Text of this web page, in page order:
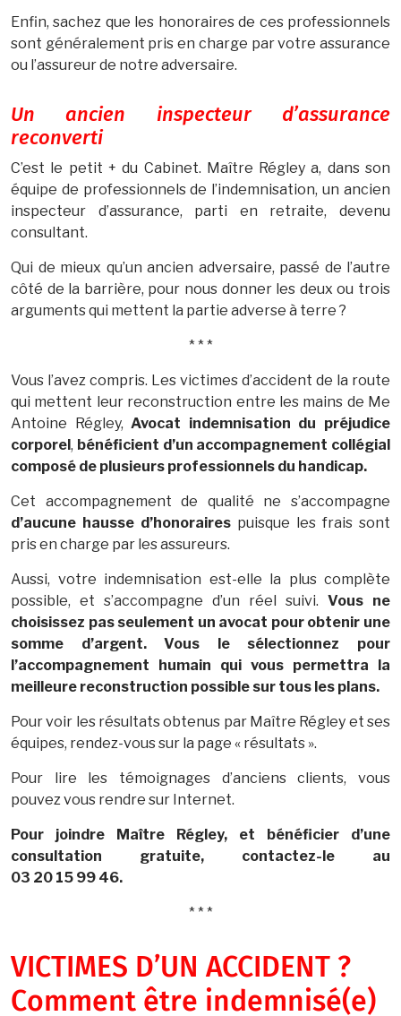
Enfin, sachez que les honoraires de ces professionnels
sont généralement pris en charge par votre assurance
ou l’assureur de notre adversaire.
Un ancien inspecteur d’assurance
reconverti
C’est le petit + du Cabinet. Maître Régley a, dans son
équipe de professionnels de l’indemnisation, un ancien
inspecteur d’assurance, parti en retraite, devenu
consultant.
Qui de mieux qu’un ancien adversaire, passé de l’autre
côté de la barrière, pour nous donner les deux ou trois
arguments qui mettent la partie adverse à terre ?
* * *
Vous l’avez compris. Les victimes d’accident de la route
qui mettent leur reconstruction entre les mains de Me
Antoine Régley, Avocat indemnisation du préjudice
corporel, bénéficient d’un accompagnement collégial
composé de plusieurs professionnels du handicap.
Cet accompagnement de qualité ne s’accompagne
d’aucune hausse d’honoraires puisque les frais sont
pris en charge par les assureurs.
Aussi, votre indemnisation est-elle la plus complète
possible, et s’accompagne d’un réel suivi. Vous ne
choisissez pas seulement un avocat pour obtenir une
somme d’argent. Vous le sélectionnez pour
l’accompagnement humain qui vous permettra la
meilleure reconstruction possible sur tous les plans.
Pour voir les résultats obtenus par Maître Régley et ses
équipes, rendez-vous sur la page « résultats ».
Pour lire les témoignages d’anciens clients, vous
pouvez vous rendre sur Internet.
Pour joindre Maître Régley, et bénéficier d’une
consultation gratuite, contactez-le au
03 20 15 99 46.
* * *
VICTIMES D’UN ACCIDENT ?
Comment être indemnisé(e)